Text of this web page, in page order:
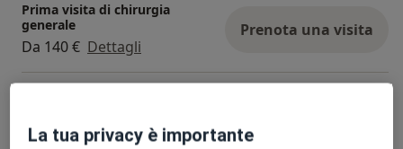
Prima visita di chirurgia
generale
Da 140 € Dettagli
Prenota una visita
La tua privacy è importante